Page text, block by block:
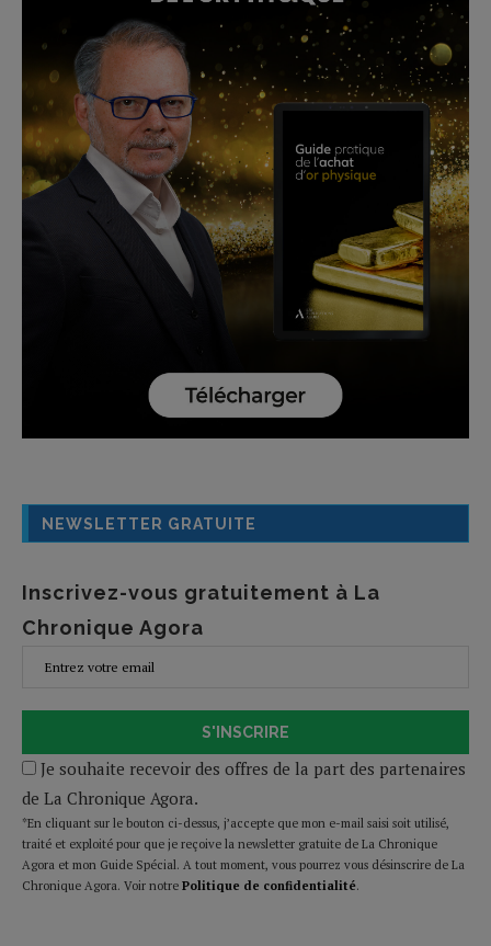
NEWSLETTER GRATUITE
Inscrivez-vous gratuitement à La
Chronique Agora
S'INSCRIRE
Je souhaite recevoir des offres de la part des partenaires
de La Chronique Agora.
*En cliquant sur le bouton ci-dessus, j’accepte que mon e-mail saisi soit utilisé,
traité et exploité pour que je reçoive la newsletter gratuite de La Chronique
Agora et mon Guide Spécial. A tout moment, vous pourrez vous désinscrire de La
Chronique Agora. Voir notre Politique de confidentialité.